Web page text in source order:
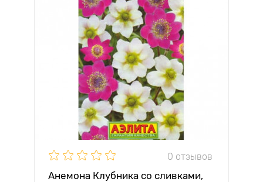
0 отзывов
Анемона Клубника со сливками,